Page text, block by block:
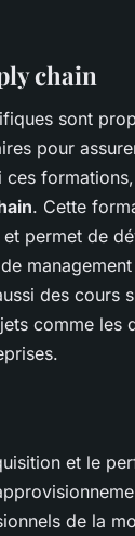
chain
sont
pour
ces
. Cette
permet de
des cours
comme les
et le
de la